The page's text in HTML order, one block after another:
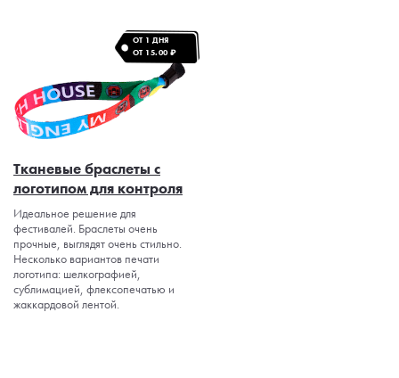
Тканевые браслеты с
логотипом для контроля
Идеальное решение для
фестивалей. Браслеты очень
прочные, выглядят очень стильно.
Несколько вариантов печати
логотипа: шелкографией,
сублимацией, флексопечатью и
жаккардовой лентой.
ОТ 1 ДНЯ
ОТ 15.00 ₽